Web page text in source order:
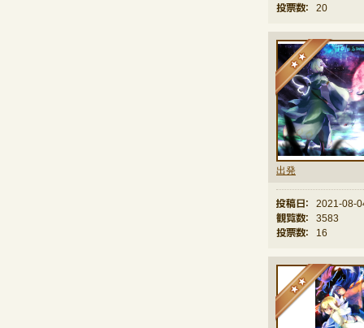
投票数：
20
出発
★★
投稿日：
2021-08-
観覧数：
3583
投票数：
16
★★